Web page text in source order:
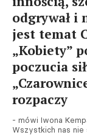
odgrywał i
jest temat
„Kobiety”
poczucia
rozpaczy
- mówi Iwona
Wszystkich nas nie